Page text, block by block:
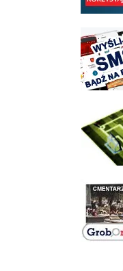
link do
link do
link do
link do